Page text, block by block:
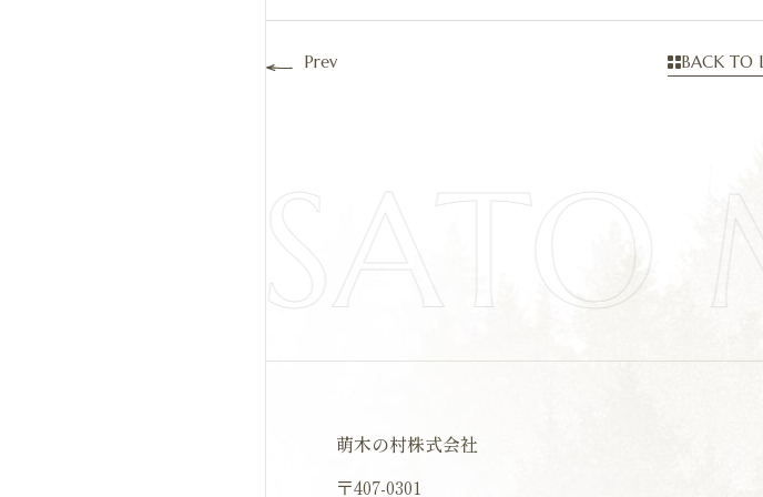
Prev BACK TO
萌木の村株式会社
〒407-0301